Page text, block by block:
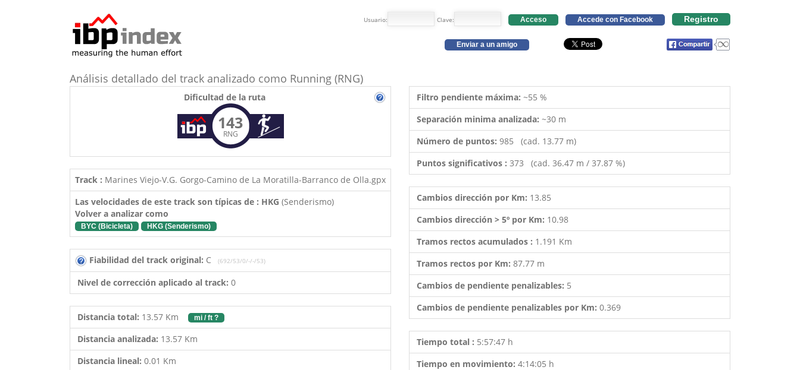
Usuario: Clave: Acceso Accede con Facebook Registro
Enviar a un amigo
Análisis detallado del track analizado como Running (RNG)
Dificultad de la ruta
143
RNG
Track : Marines Viejo-V.G. Gorgo-Camino de La Moratilla-Barranco de Olla.gpx
Las velocidades de este track son típicas de : HKG (Senderismo)
Volver a analizar como
BYC (Bicicleta) HKG (Senderismo)
Fiabilidad del track original: C (692/53/0/-/-/53)
Nivel de corrección aplicado al track: 0
Distancia total: 13.57 Km mi / ft ?
Distancia analizada: 13.57 Km
Distancia lineal: 0.01 Km
Filtro pendiente máxima: ~55 %
Separación minima analizada: ~30 m
Número de puntos: 985 (cad. 13.77 m)
Puntos significativos : 373 (cad. 36.47 m / 37.87 %)
Cambios dirección por Km: 13.85
Cambios dirección > 5º por Km: 10.98
Tramos rectos acumulados : 1.191 Km
Tramos rectos por Km: 87.77 m
Cambios de pendiente penalizables: 5
Cambios de pendiente penalizables por Km: 0.369
Tiempo total : 5:57:47 h
Tiempo en movimiento: 4:14:05 h